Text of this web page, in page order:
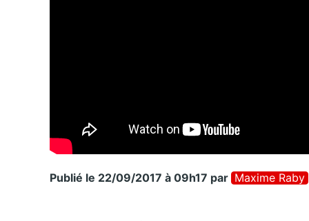
Publié le 22/09/2017 à 09h17 par Maxime Raby